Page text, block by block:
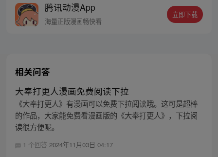
者卖报小郎君同名小说 QQ群号：
799493374
腾讯动漫App
海量正版漫画畅快看
立即下载
相关问答
大奉打更人漫画免费阅读下拉
《大奉打更人》有漫画可以免费下拉阅读哦。这可是超棒
的作品，大家能免费看漫画版的《大奉打更人》，下拉阅
读很方便呢。
1 个回答 2024年11月03日 04:17